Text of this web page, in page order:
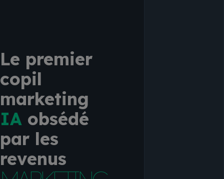
Le premier
copil
marketing
IA obsédé
par les
revenus